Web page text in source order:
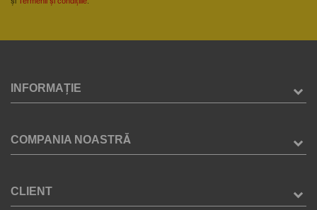
INFORMAȚIE
COMPANIA NOASTRĂ
CLIENT